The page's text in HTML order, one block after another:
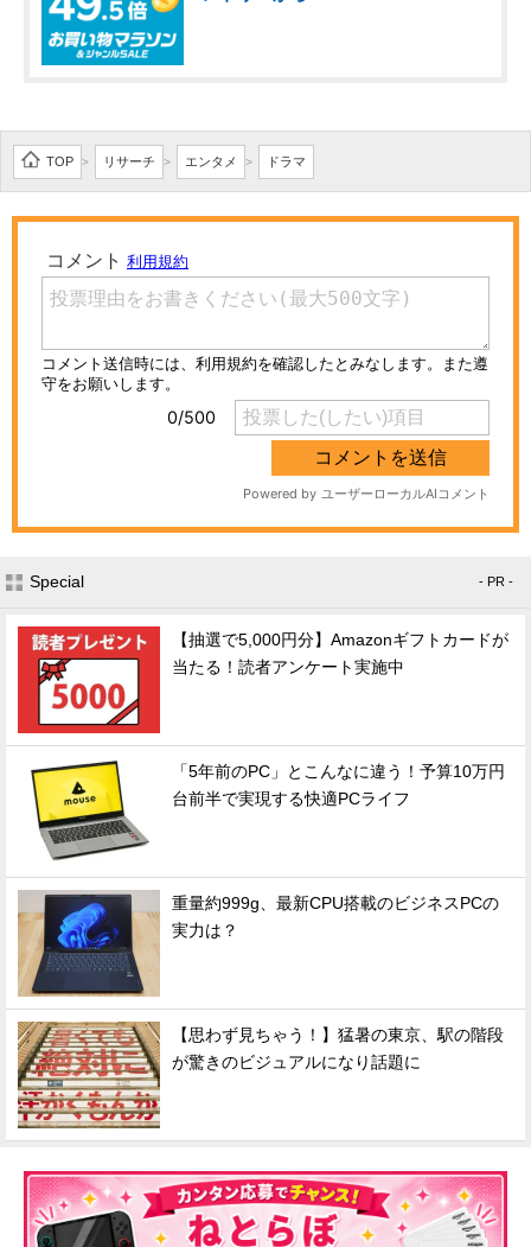
TOP > リサーチ > エンタメ > ドラマ
Special - PR -
【抽選で5,000円分】Amazonギフトカードが
当たる！読者アンケート実施中
「5年前のPC」とこんなに違う！予算10万円
台前半で実現する快適PCライフ
重量約999g、最新CPU搭載のビジネスPCの
実力は？
【思わず見ちゃう！】猛暑の東京、駅の階段
が驚きのビジュアルになり話題に